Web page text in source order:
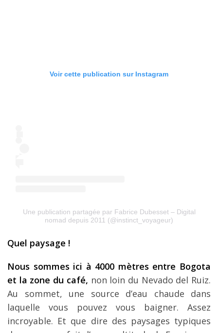
Voir cette publication sur Instagram
Une publication partagée par Fabrice Dubesset – Digital
nomad depuis 2011 (@instinct_voyageur)
Quel paysage !
Nous sommes ici à 4000 mètres entre Bogota
et la zone du café, non loin du Nevado del Ruiz.
Au sommet, une source d’eau chaude dans
laquelle vous pouvez vous baigner. Assez
incroyable. Et que dire des paysages typiques